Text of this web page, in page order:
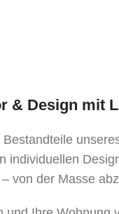
& Design mit
individuellen
von der Masse